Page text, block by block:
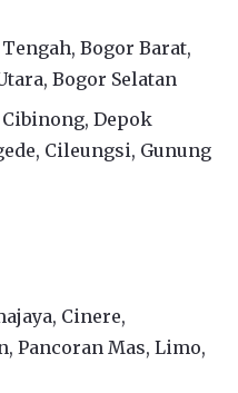
Bogor Barat,
Bogor Selatan
Depok
Cileungsi, Gunung
Cinere,
Pancoran Mas, Limo,